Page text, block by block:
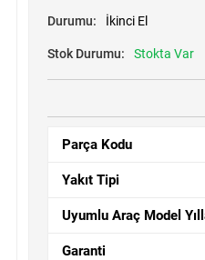
Durumu: İkinci El
Stok Durumu: Stokta Var
Parça Kodu
Yakıt Tipi
Uyumlu Araç Model
Garanti